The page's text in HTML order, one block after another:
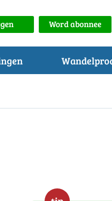
Word abonnee